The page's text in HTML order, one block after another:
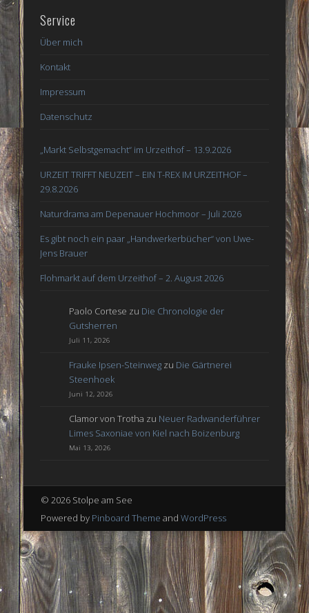
Service
Über mich
Kontakt
Impressum
Datenschutz
„Markt Selbstgemacht“ im Urzeithof – 13.9.2026
URZEIT TRIFFT NEUZEIT – EIN T-REX IM URZEITHOF –
29.8.2026
Naturdrama am Depenauer Hochmoor – Juli 2026
Es gibt noch ein paar „Handwerkerbücher“ von Uwe-
Jens Brauer
Flohmarkt auf dem Urzeithof – 2. August 2026
Paolo Cortese zu Die Chronologie der
Gutsherren
Juli 11, 2026
Frauke Ipsen-Steinweg zu Die Gärtnerei
Steenhoek
Juni 12, 2026
Clamor von Trotha zu Neuer Radwanderführer
Limes Saxoniae von Kiel nach Boizenburg
Mai 13, 2026
© 2026 Stolpe am See
Powered by Pinboard Theme and WordPress